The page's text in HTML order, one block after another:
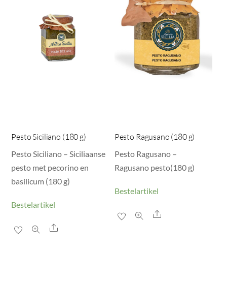
Pesto Siciliano (180 g)
Pesto Siciliano – Siciliaanse
pesto met pecorino en
basilicum (180 g)
Bestelartikel
Share
Pesto Ragusano (180 g)
Pesto Ragusano –
Ragusano pesto(180 g)
Bestelartikel
Share